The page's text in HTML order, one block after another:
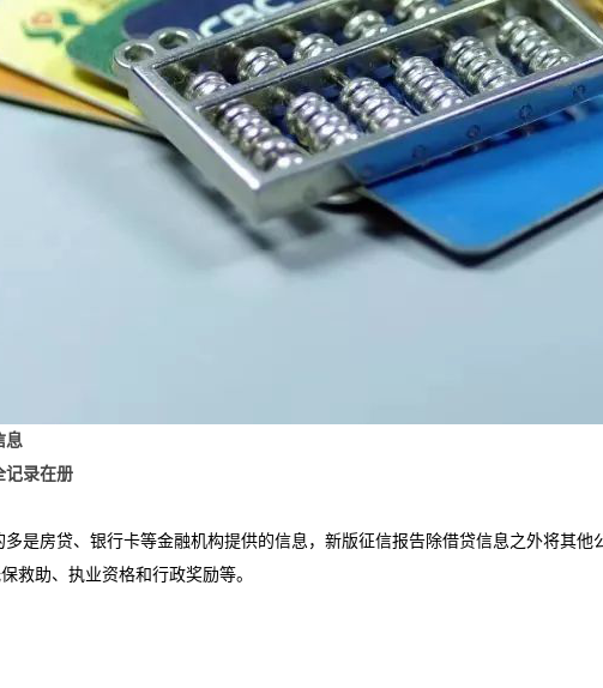
息
记录在册
多是房贷、银行卡等金融机构提供的信息，新版征信报告除借贷信息之外将其
救助、执业资格和行政奖励等。